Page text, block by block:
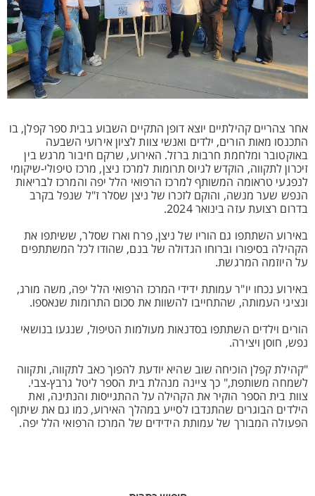
אחר צהריים קהילתיים יוצא דופן התקיים השבוע בבית ספר קפלן, בו
התכנסו מאות הורים, ילדים ואנשי צוות לציון אירועי השבעה
באוקטובר ומלחמת חרבות ברזל. האירוע, שרקם חיבור מרגש בין
זיכרון לתקווה, הוקדש לגיוס תרומות למרכז ניצן, מרכז טיפולי-שיקומי
לנפגעי טראומה המשותף למרכז הרפואי הלל יפה והמרכז לבריאות
הנפש שער מנשה, והוקם לזכרו של ניצן שסלר ז"ל שנפל בקרב
בדרום רצועת עזה בינואר 2024.
באירוע השתתפו גם הוריו של ניצן, פרח וארז שסלר, ששיתפו את
הקהילה בסיפורו וברוחו הגדולה של בנם, שהודו לכל המשתתפים
על היוזמה המרגשת.
באירוע נכחו יו"ר עמותת ידידי המרכז הרפואי הלל יפה, משה מורג,
ונציגי העמותה, שהתחייבו להשוות את סכום התרומות שנאספו.
הורים וילדים השתתפו בסדנאות מעולמות הטיפול, שנגעו בנושאי
נפש, חוסן ויצירה.
"קהילת קפלן הוכיחה שוב שהיא יודעת להפוך כאב לתקווה, ותקווה
לשמחה משותפת," כך ציינה מנהלת בית הספר ליטל גרבץ-צבי.
צוות בית הספר הוקיר את הקהילה על ההתגייסות והנתינה, ואת
הילדים הבוגרים שהתנדבו לסייע במהלך האירוע, כמו גם את שיתוף
הפעולה המבורך של עמותת הידידים של המרכז הרפואי הלל יפה.